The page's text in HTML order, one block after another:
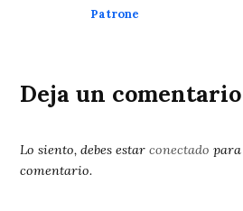
Patrone
Deja un comentario
Lo siento, debes estarconectado
comentario.